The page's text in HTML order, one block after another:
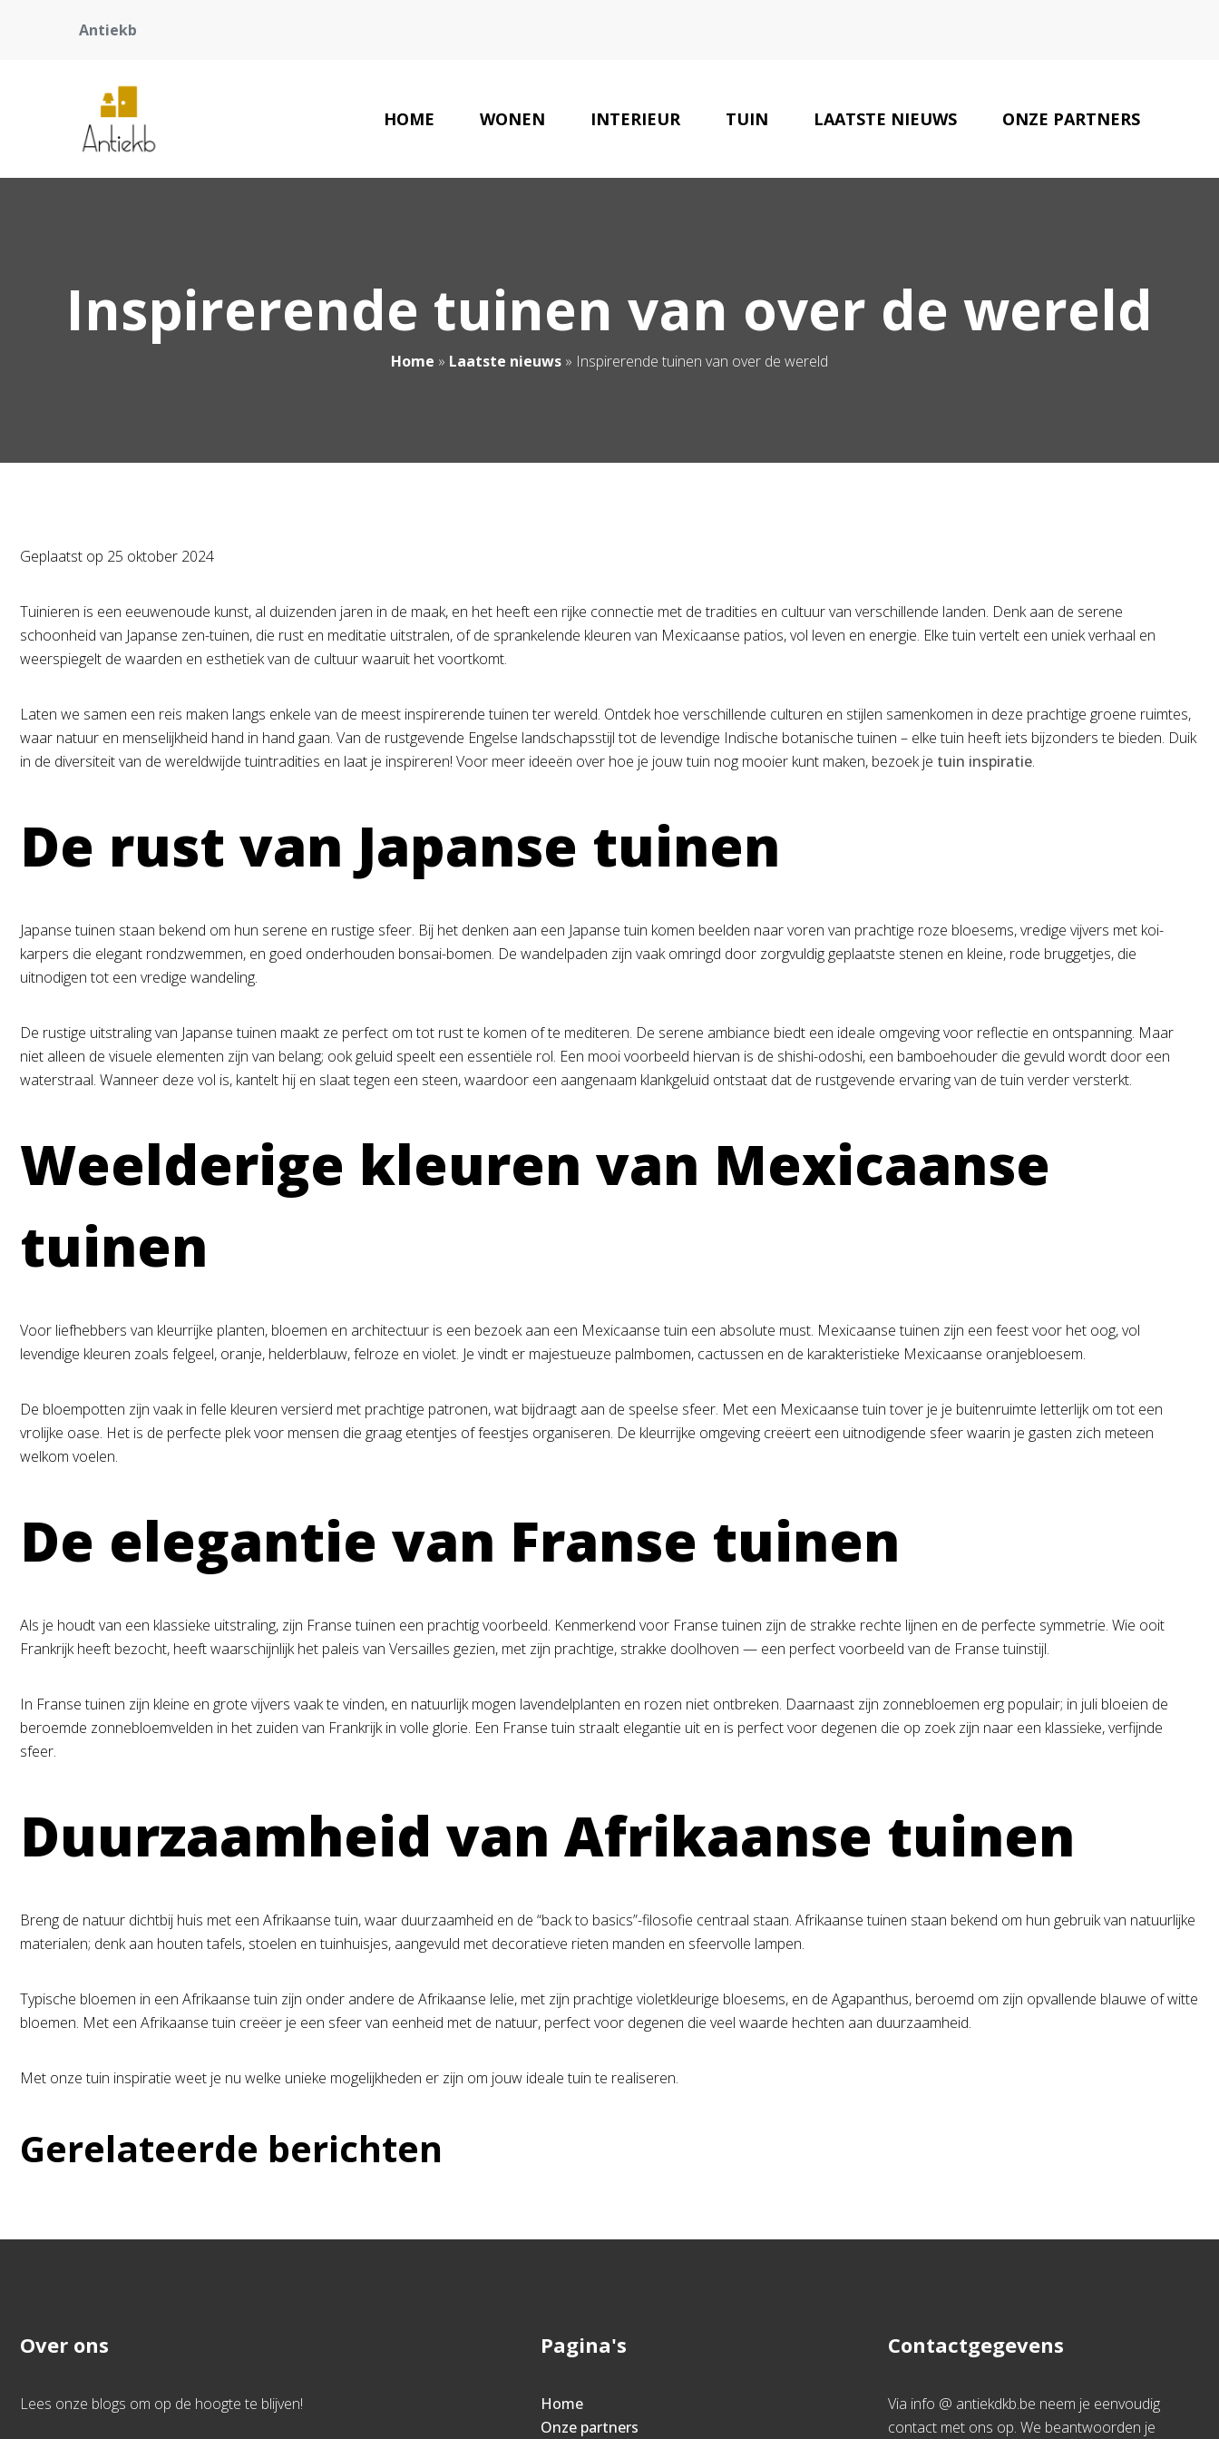
Antiekb
HOME WONEN INTERIEUR TUIN LAATSTE NIEUWS ONZE PARTNERS
Inspirerende tuinen van over de wereld
Home » Laatste nieuws » Inspirerende tuinen van over de wereld
Geplaatst op 25 oktober 2024
Tuinieren is een eeuwenoude kunst, al duizenden jaren in de maak, en het heeft een rijke connectie met de tradities en cultuur van verschillende landen. Denk aan de serene
schoonheid van Japanse zen-tuinen, die rust en meditatie uitstralen, of de sprankelende kleuren van Mexicaanse patios, vol leven en energie. Elke tuin vertelt een uniek verhaal en
weerspiegelt de waarden en esthetiek van de cultuur waaruit het voortkomt.
Laten we samen een reis maken langs enkele van de meest inspirerende tuinen ter wereld. Ontdek hoe verschillende culturen en stijlen samenkomen in deze prachtige groene ruimtes,
waar natuur en menselijkheid hand in hand gaan. Van de rustgevende Engelse landschapsstijl tot de levendige Indische botanische tuinen – elke tuin heeft iets bijzonders te bieden. Duik
in de diversiteit van de wereldwijde tuintradities en laat je inspireren! Voor meer ideeën over hoe je jouw tuin nog mooier kunt maken, bezoek je tuin inspiratie.
De rust van Japanse tuinen
Japanse tuinen staan bekend om hun serene en rustige sfeer. Bij het denken aan een Japanse tuin komen beelden naar voren van prachtige roze bloesems, vredige vijvers met koi-
karpers die elegant rondzwemmen, en goed onderhouden bonsai-bomen. De wandelpaden zijn vaak omringd door zorgvuldig geplaatste stenen en kleine, rode bruggetjes, die
uitnodigen tot een vredige wandeling.
De rustige uitstraling van Japanse tuinen maakt ze perfect om tot rust te komen of te mediteren. De serene ambiance biedt een ideale omgeving voor reflectie en ontspanning. Maar
niet alleen de visuele elementen zijn van belang; ook geluid speelt een essentiële rol. Een mooi voorbeeld hiervan is de shishi-odoshi, een bamboehouder die gevuld wordt door een
waterstraal. Wanneer deze vol is, kantelt hij en slaat tegen een steen, waardoor een aangenaam klankgeluid ontstaat dat de rustgevende ervaring van de tuin verder versterkt.
Weelderige kleuren van Mexicaanse
tuinen
Voor liefhebbers van kleurrijke planten, bloemen en architectuur is een bezoek aan een Mexicaanse tuin een absolute must. Mexicaanse tuinen zijn een feest voor het oog, vol
levendige kleuren zoals felgeel, oranje, helderblauw, felroze en violet. Je vindt er majestueuze palmbomen, cactussen en de karakteristieke Mexicaanse oranjebloesem.
De bloempotten zijn vaak in felle kleuren versierd met prachtige patronen, wat bijdraagt aan de speelse sfeer. Met een Mexicaanse tuin tover je je buitenruimte letterlijk om tot een
vrolijke oase. Het is de perfecte plek voor mensen die graag etentjes of feestjes organiseren. De kleurrijke omgeving creëert een uitnodigende sfeer waarin je gasten zich meteen
welkom voelen.
De elegantie van Franse tuinen
Als je houdt van een klassieke uitstraling, zijn Franse tuinen een prachtig voorbeeld. Kenmerkend voor Franse tuinen zijn de strakke rechte lijnen en de perfecte symmetrie. Wie ooit
Frankrijk heeft bezocht, heeft waarschijnlijk het paleis van Versailles gezien, met zijn prachtige, strakke doolhoven — een perfect voorbeeld van de Franse tuinstijl.
In Franse tuinen zijn kleine en grote vijvers vaak te vinden, en natuurlijk mogen lavendelplanten en rozen niet ontbreken. Daarnaast zijn zonnebloemen erg populair; in juli bloeien de
beroemde zonnebloemvelden in het zuiden van Frankrijk in volle glorie. Een Franse tuin straalt elegantie uit en is perfect voor degenen die op zoek zijn naar een klassieke, verfijnde
sfeer.
Duurzaamheid van Afrikaanse tuinen
Breng de natuur dichtbij huis met een Afrikaanse tuin, waar duurzaamheid en de “back to basics”-filosofie centraal staan. Afrikaanse tuinen staan bekend om hun gebruik van natuurlijke
materialen; denk aan houten tafels, stoelen en tuinhuisjes, aangevuld met decoratieve rieten manden en sfeervolle lampen.
Typische bloemen in een Afrikaanse tuin zijn onder andere de Afrikaanse lelie, met zijn prachtige violetkleurige bloesems, en de Agapanthus, beroemd om zijn opvallende blauwe of witte
bloemen. Met een Afrikaanse tuin creëer je een sfeer van eenheid met de natuur, perfect voor degenen die veel waarde hechten aan duurzaamheid.
Met onze tuin inspiratie weet je nu welke unieke mogelijkheden er zijn om jouw ideale tuin te realiseren.
Gerelateerde berichten
Over ons
Lees onze blogs om op de hoogte te blijven!
Pagina's
Home
Onze partners
Contactgegevens
Via info @ antiekdkb.be neem je eenvoudig
contact met ons op. We beantwoorden je